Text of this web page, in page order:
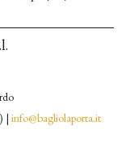
| info@bagliolaporta.it